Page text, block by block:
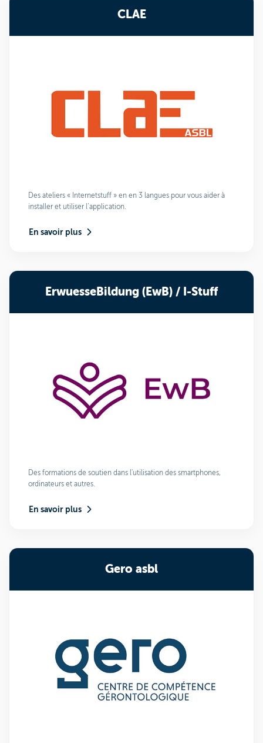
CLAE
Des ateliers « Internetstuff » en en 3 langues pour vous aider à
installer et utiliser l’application.
En savoir plus
ErwuesseBildung (EwB) / I-Stuff
Des formations de soutien dans l'utilisation des smartphones,
ordinateurs et autres.
En savoir plus
Gero asbl